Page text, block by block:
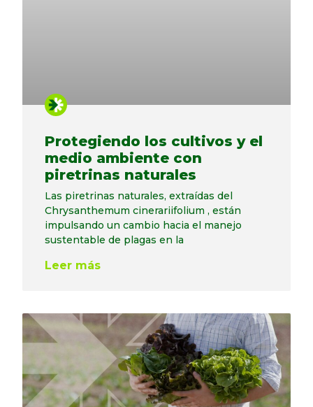
Protegiendo los cultivos y el
medio ambiente con
piretrinas naturales
Las piretrinas naturales, extraídas del
Chrysanthemum cinerariifolium , están
impulsando un cambio hacia el manejo
sustentable de plagas en la
Leer más